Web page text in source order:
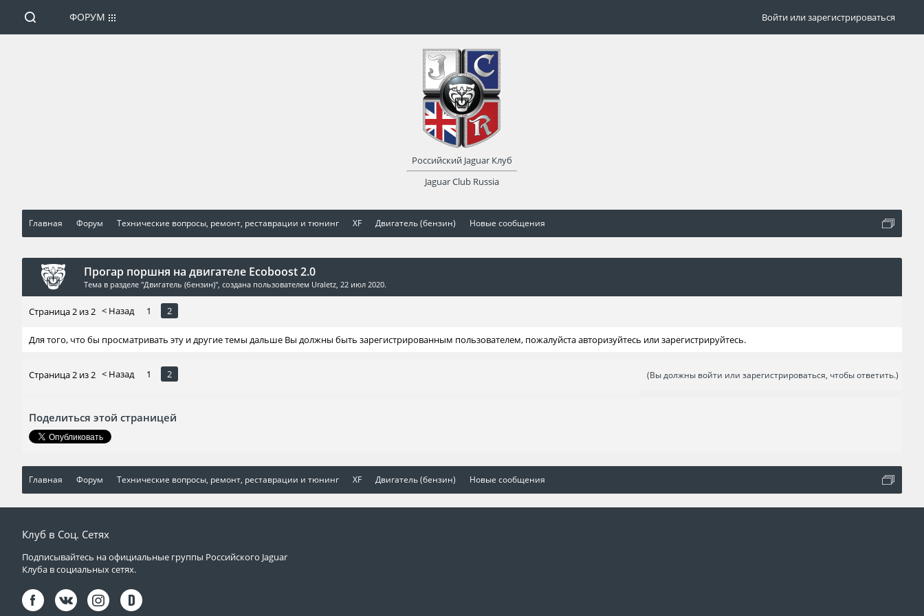
Главная Форум Технические вопросы, ремонт, реставрации и тюнинг XF Двигатель (бензин) Новые сообщения
Прогар поршня на двигателе Ecoboost 2.0
Тема в разделе "Двигатель (бензин)", создана пользователем Uraletz, 22 июл 2020.
Страница 2 из 2 < Назад 1 2
Для того, что бы просматривать эту и другие темы дальше Вы должны быть зарегистрированным пользователем, пожалуйста авторизуйтесь или зарегистрируйтесь.
(Вы должны войти или зарегистрироваться, чтобы ответить.)
Страница 2 из 2 < Назад 1 2
Поделиться этой страницей
Главная Форум Технические вопросы, ремонт, реставрации и тюнинг XF Двигатель (бензин) Новые сообщения
ФОРУМ
Российский Jaguar Клуб
Jaguar Club Russia
Войти или зарегистрироваться
Клуб в Соц. Сетях
Подписывайтесь на официальные группы Российского Jaguar
Клуба в социальных сетях.